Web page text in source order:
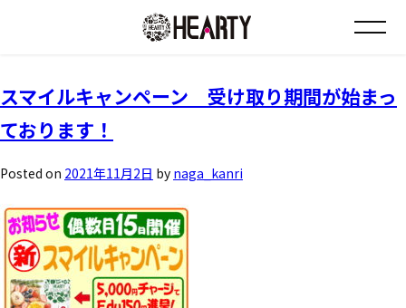
お知らせ
チラシ情報
会社について
採用について
2021年11月
スマイルキャンペーン 受け取り期間が始まっ
ております！
Posted on 2021年11月2日 by naga_kanri